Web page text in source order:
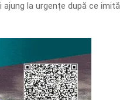
la urgențe după ce imită